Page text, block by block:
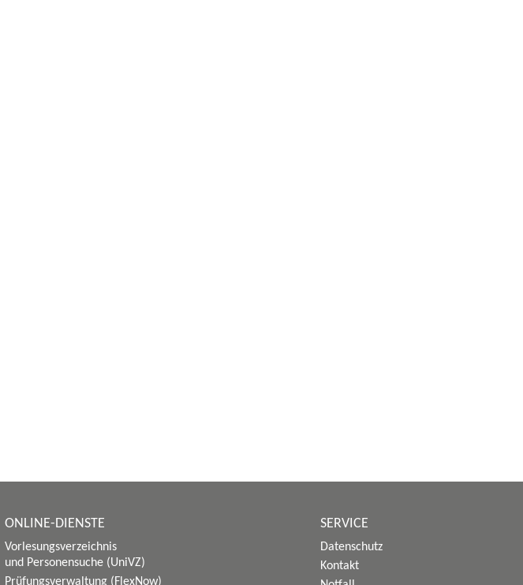
ONLINE-DIENSTE
Vorlesungsverzeichnis
und Personensuche (UniVZ)
Prüfungsverwaltung (FlexNow)
SERVICE
Datenschutz
Kontakt